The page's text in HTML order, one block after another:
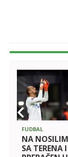
FUDBAL
NA
SA TERENA I